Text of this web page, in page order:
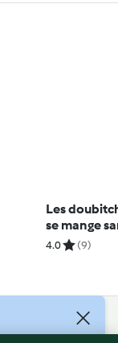
Les
se mange
4.0 (9)